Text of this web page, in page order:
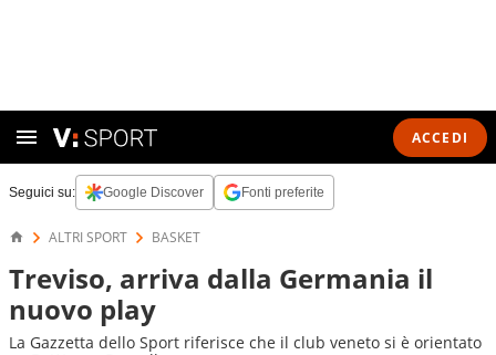
ACCEDI
Seguici su: Google Discover Fonti preferite
ALTRI SPORT BASKET
Treviso, arriva dalla Germania il
nuovo play
La Gazzetta dello Sport riferisce che il club veneto si è orientato